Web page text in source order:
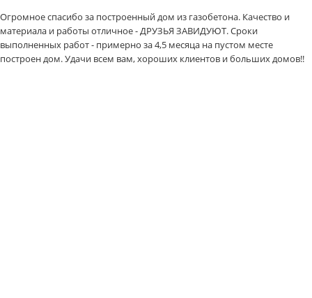
Огромное спасибо за построенный дом из газобетона. Качество и
материала и работы отличное - ДРУЗЬЯ ЗАВИДУЮТ. Сроки
выполненных работ - примерно за 4,5 месяца на пустом месте
построен дом. Удачи всем вам, хороших клиентов и больших домов!!